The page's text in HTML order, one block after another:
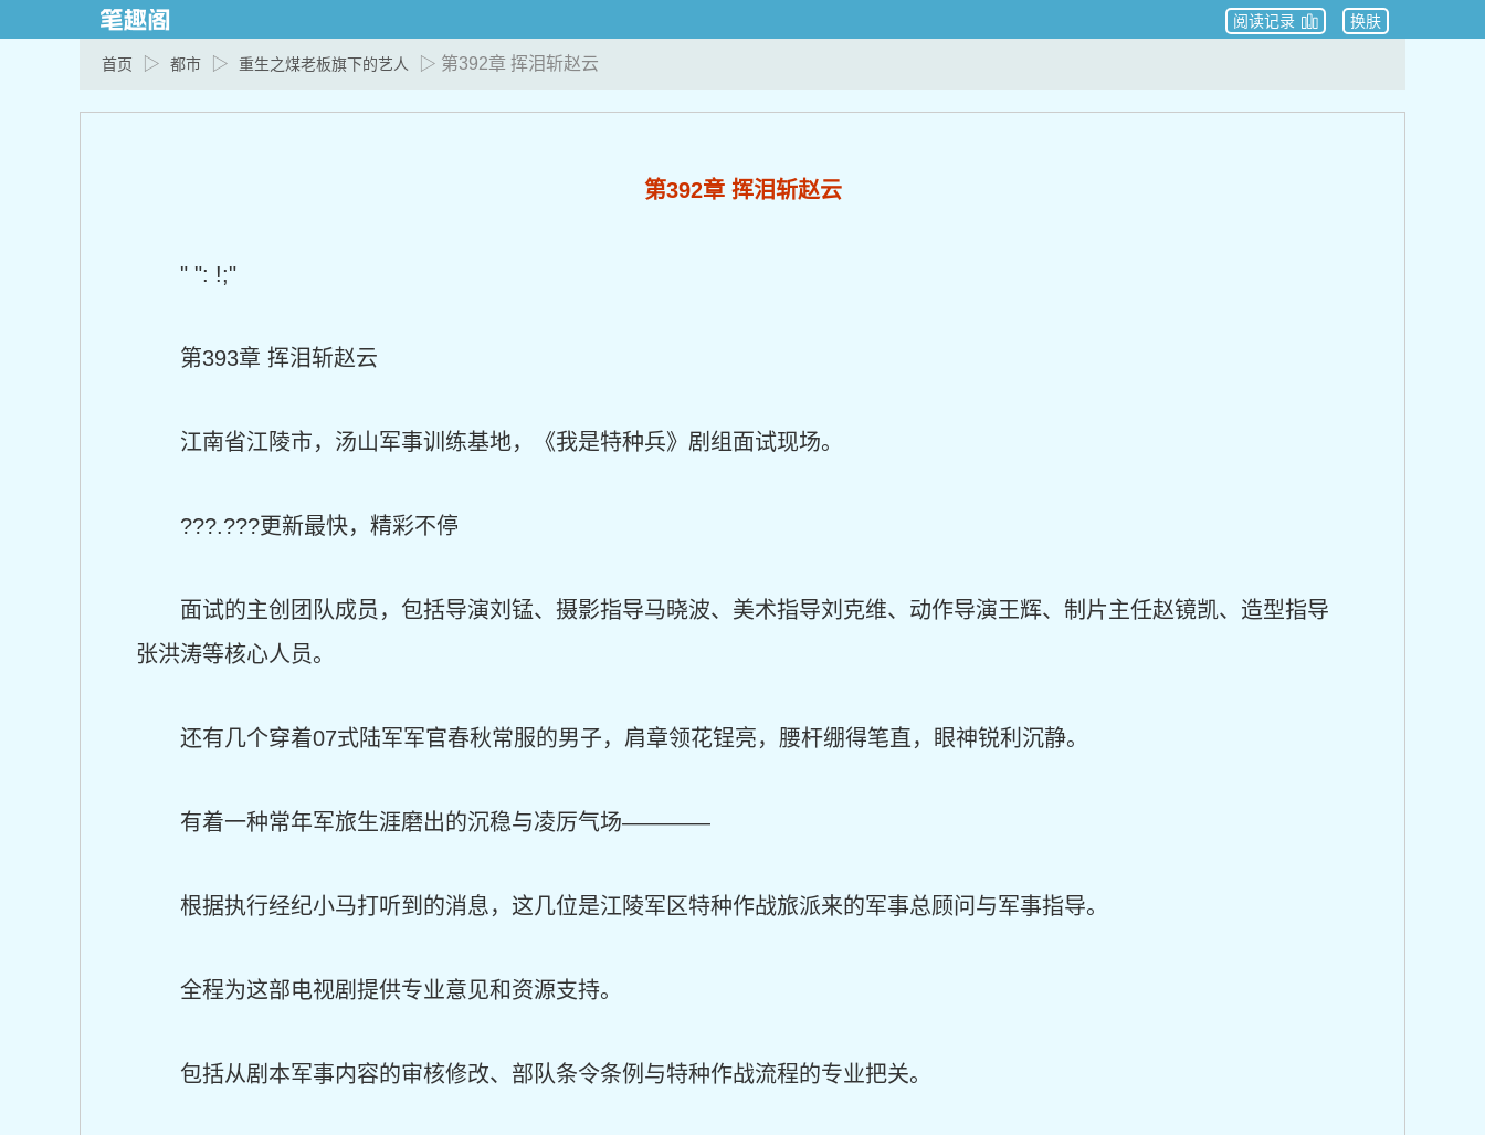
换肤
阅读记录
首页 ▷ 都市 ▷ 重生之煤老板旗下的艺人 ▷ 第392章 挥泪斩赵云
第392章 挥泪斩赵云
" ": !;"
第393章 挥泪斩赵云
江南省江陵市，汤山军事训练基地，《我是特种兵》剧组面试现场。
???.???更新最快，精彩不停
面试的主创团队成员，包括导演刘锰、摄影指导马晓波、美术指导刘克维、动作导演王辉、制片主任赵镜凯、造型指导
张洪涛等核心人员。
还有几个穿着07式陆军军官春秋常服的男子，肩章领花锃亮，腰杆绷得笔直，眼神锐利沉静。
有着一种常年军旅生涯磨出的沉稳与凌厉气场————
根据执行经纪小马打听到的消息，这几位是江陵军区特种作战旅派来的军事总顾问与军事指导。
全程为这部电视剧提供专业意见和资源支持。
包括从剧本军事内容的审核修改、部队条令条例与特种作战流程的专业把关。